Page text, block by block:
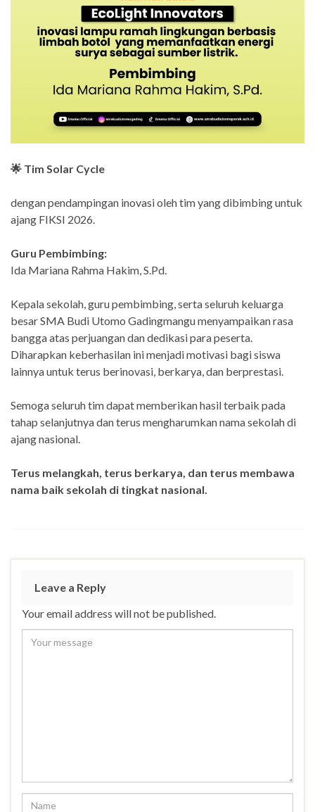
🌟 Tim Solar Cycle
dengan pendampingan inovasi oleh tim yang dibimbing untuk
ajang FIKSI 2026.
Guru Pembimbing:
Ida Mariana Rahma Hakim, S.Pd.
Kepala sekolah, guru pembimbing, serta seluruh keluarga
besar SMA Budi Utomo Gadingmangu menyampaikan rasa
bangga atas perjuangan dan dedikasi para peserta.
Diharapkan keberhasilan ini menjadi motivasi bagi siswa
lainnya untuk terus berinovasi, berkarya, dan berprestasi.
Semoga seluruh tim dapat memberikan hasil terbaik pada
tahap selanjutnya dan terus mengharumkan nama sekolah di
ajang nasional.
Terus melangkah, terus berkarya, dan terus membawa
nama baik sekolah di tingkat nasional.
Leave a Reply
Your email address will not be published.